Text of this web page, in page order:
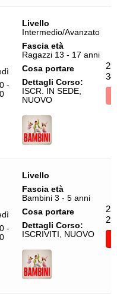
Hop
Masala Bhangra
Modern Contemporary
Pasitos
Pilates
Dance Gym
Portamento e Gestualità Style
Portamento Heels
Salsa Cubana
Salsa Cubana e Rueda
y Bachata.B
Sbarra a Terra
Street Jazz
Margherita Bordoni
Margherita Vassallo
Marija Emilova
Martina Campobello
Massimiliano
Michele Grande
Nicholas Cugge
Penelope Brignole
Roberto Mele
Ronald Almeida
Roy Ilagou
Samuel Puggioni
Silvia Silvestri
Simone Carizzoni
-
Livello
Intermedio/Avanzato
Fascia età
Ragazzi 13 - 17 anni
Cosa portare
Dettagli Corso:
ISCR. IN SEDE,
NUOVO
-
Livello
Fascia età
Bambini 3 - 5 anni
Cosa portare
Dettagli Corso:
ISCRIVITI, NUOVO